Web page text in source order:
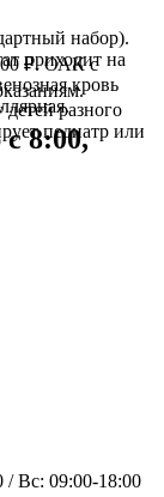
набор).
₽. ОАК с
приходит на
кровь
разного
педиатр или
8:00,
Вс: 09:00-18:00